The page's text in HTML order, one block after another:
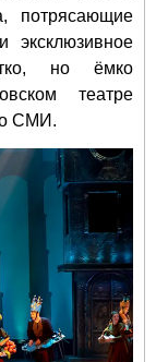
потрясающие
эксклюзивное
но ёмко
театре
СМИ.